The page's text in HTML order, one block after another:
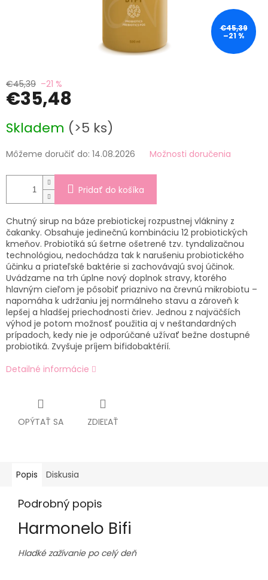
€45,39
–21 %
€45,39 –21 %
€35,48
cena:
Skladem (>5 ks)
Môžeme doručiť do: 14.08.2026 Možnosti doručenia
Pridať do košíka
Chutný sirup na báze prebiotickej rozpustnej vlákniny z
čakanky. Obsahuje jedinečnú kombináciu 12 probiotických
kmeňov. Probiotiká sú šetrne ošetrené tzv. tyndalizačnou
technológiou, nedochádza tak k narušeniu probiotického
účinku a priateľské baktérie si zachovávajú svoj účinok.
Uvádzame na trh úplne nový doplnok stravy, ktorého
hlavným cieľom je pôsobiť priaznivo na črevnú mikrobiotu –
napomáha k udržaniu jej normálneho stavu a zároveň k
lepšej a hladšej priechodnosti čriev. Jednou z najväčších
výhod je potom možnosť použitia aj v neštandardných
prípadoch, kedy nie je odporúčané užívať bežne dostupné
probiotiká. Zvyšuje príjem bifidobaktérií.
Detailné informácie
OPÝTAŤ SA ZDIEĽAŤ
Popis Diskusia
Podrobný popis
Harmonelo Bifi
Hladké zažívanie po celý deň